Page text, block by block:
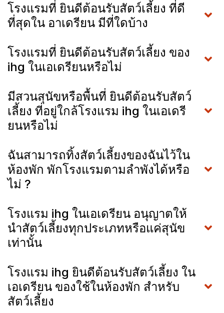
โรงแรมที่ ยินดีต้อนรับสัตว์เลี้ยง ที่ดี
ที่สุดใน อาเดรียน มีที่ใดบ้าง
โรงแรมที่ ยินดีต้อนรับสัตว์เลี้ยง ของ
ihg ในเอเดรียนหรือไม่
มีสวนสุนัขหรือพื้นที่ ยินดีต้อนรับสัตว์
เลี้ยง ที่อยู่ใกล้โรงแรม ihg ในเอเดรี
ยนหรือไม่
ฉันสามารถทิ้งสัตว์เลี้ยงของฉันไว้ใน
ห้องพัก พักโรงแรมตามลำพังได้หรือ
ไม่ ?
โรงแรม ihg ในเอเดรียน อนุญาตให้
นำสัตว์เลี้ยงทุกประเภทหรือแค่สุนัข
เท่านั้น
โรงแรม ihg ยินดีต้อนรับสัตว์เลี้ยง ใน
เอเดรียน ของใช้ในห้องพัก สำหรับ
สัตว์เลี้ยง